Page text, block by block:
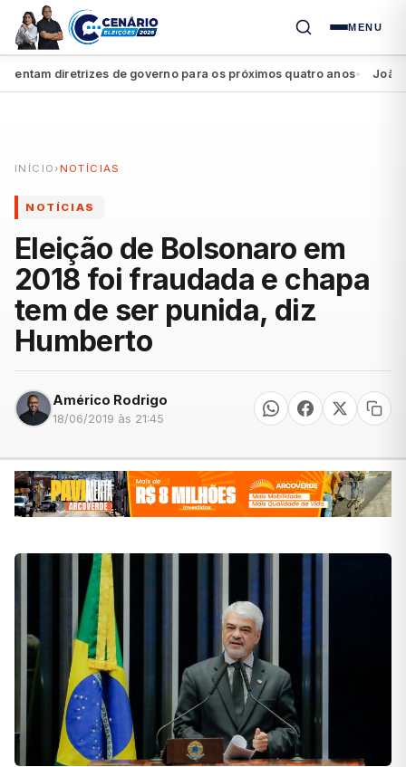
MENU
diretrizes de governo para os próximos quatro anos● João
INÍCIO ›NOTÍCIAS
NOTÍCIAS
Eleição de Bolsonaro em
2018 foi fraudada e chapa
tem de ser punida, diz
Humberto
Américo Rodrigo
18/06/2019 às 21:45